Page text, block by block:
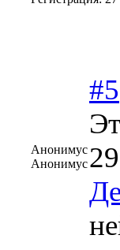
Анонимус
Анонимус
#5